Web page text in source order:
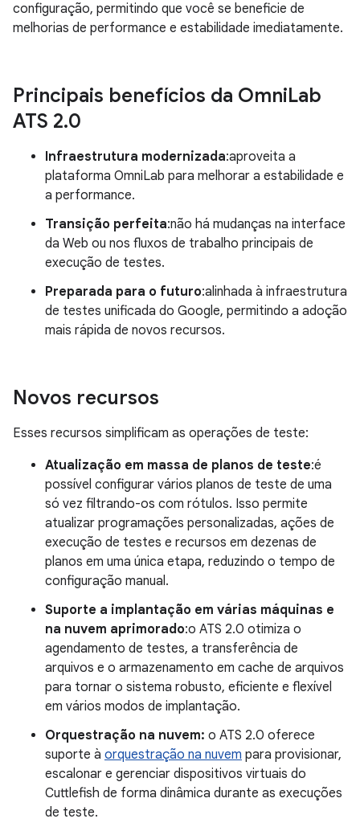
configuração, permitindo que você se beneficie de
melhorias de performance e estabilidade imediatamente.
Principais benefícios da OmniLab
ATS 2.0
Infraestrutura modernizada:aproveita a
plataforma OmniLab para melhorar a estabilidade e
a performance.
Transição perfeita:não há mudanças na interface
da Web ou nos fluxos de trabalho principais de
execução de testes.
Preparada para o futuro:alinhada à infraestrutura
de testes unificada do Google, permitindo a adoção
mais rápida de novos recursos.
Novos recursos
Esses recursos simplificam as operações de teste:
Atualização em massa de planos de teste:é
possível configurar vários planos de teste de uma
só vez filtrando-os com rótulos. Isso permite
atualizar programações personalizadas, ações de
execução de testes e recursos em dezenas de
planos em uma única etapa, reduzindo o tempo de
configuração manual.
Suporte a implantação em várias máquinas e
na nuvem aprimorado:o ATS 2.0 otimiza o
agendamento de testes, a transferência de
arquivos e o armazenamento em cache de arquivos
para tornar o sistema robusto, eficiente e flexível
em vários modos de implantação.
Orquestração na nuvem: o ATS 2.0 oferece
suporte à orquestração na nuvem para provisionar,
escalonar e gerenciar dispositivos virtuais do
Cuttlefish de forma dinâmica durante as execuções
de teste.